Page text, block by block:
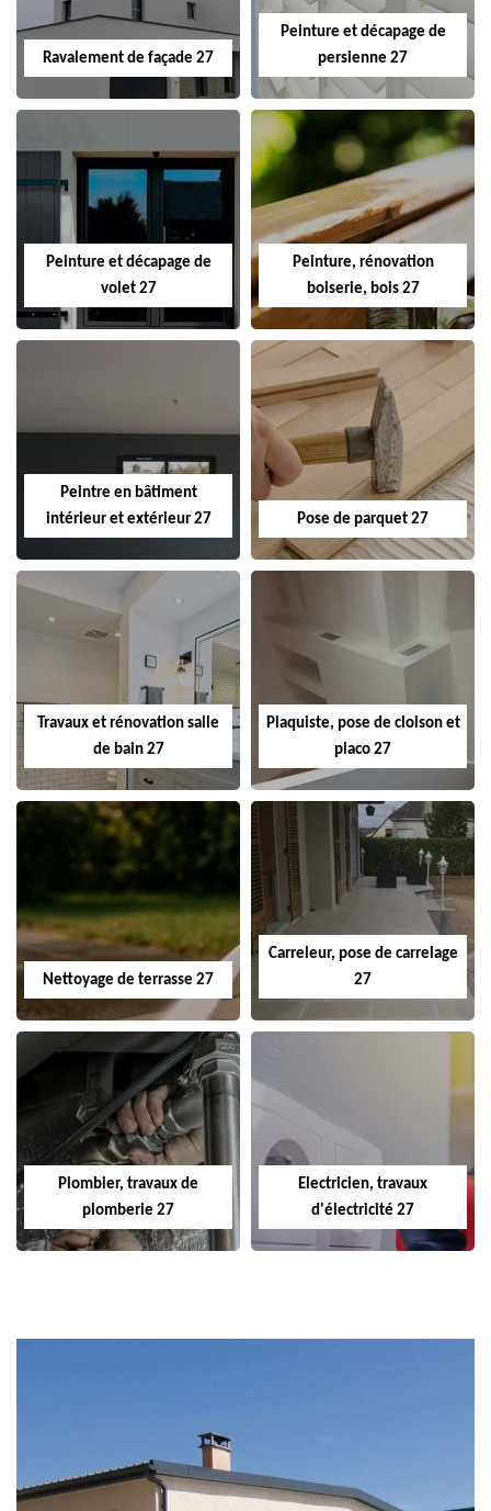
Ravalement de façade 27
Peinture et décapage de
persienne 27
Peinture et décapage de
volet 27
Peinture, rénovation
boiserie, bois 27
Peintre en bâtiment
intérieur et extérieur 27
Pose de parquet 27
Travaux et rénovation salle
de bain 27
Plaquiste, pose de cloison et
placo 27
Nettoyage de terrasse 27
Carreleur, pose de carrelage
27
Plombier, travaux de
plomberie 27
Electricien, travaux
d'électricité 27